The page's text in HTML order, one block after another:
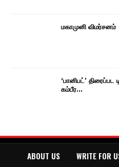
மகாமுனி விமர்சனம்
‘பானிபட்’
கம்பீர…
ABOUT US WRITE FOR